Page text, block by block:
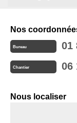
Nos
Bureau 01
Chantier 06
Nous localiser